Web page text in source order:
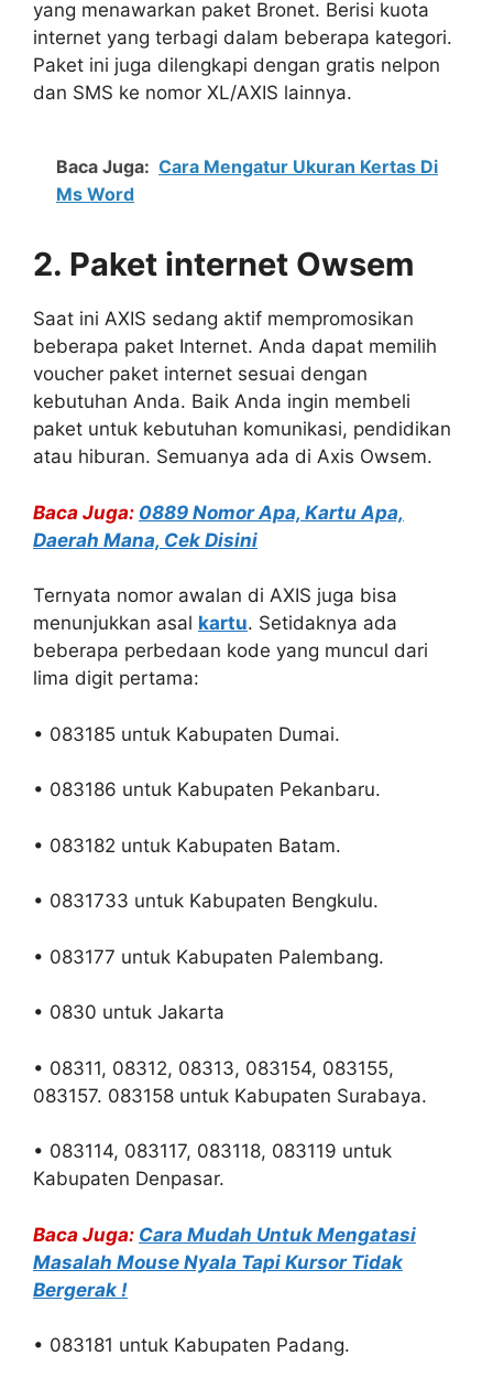
yang menawarkan paket Bronet. Berisi kuota
internet yang terbagi dalam beberapa kategori.
Paket ini juga dilengkapi dengan gratis nelpon
dan SMS ke nomor XL/AXIS lainnya.
Baca Juga: Cara Mengatur Ukuran Kertas Di
Ms Word
2. Paket internet Owsem
Saat ini AXIS sedang aktif mempromosikan
beberapa paket Internet. Anda dapat memilih
voucher paket internet sesuai dengan
kebutuhan Anda. Baik Anda ingin membeli
paket untuk kebutuhan komunikasi, pendidikan
atau hiburan. Semuanya ada di Axis Owsem.
Baca Juga: 0889 Nomor Apa, Kartu Apa,
Daerah Mana, Cek Disini
Ternyata nomor awalan di AXIS juga bisa
menunjukkan asal kartu. Setidaknya ada
beberapa perbedaan kode yang muncul dari
lima digit pertama:
• 083185 untuk Kabupaten Dumai.
• 083186 untuk Kabupaten Pekanbaru.
• 083182 untuk Kabupaten Batam.
• 0831733 untuk Kabupaten Bengkulu.
• 083177 untuk Kabupaten Palembang.
• 0830 untuk Jakarta
• 08311, 08312, 08313, 083154, 083155,
083157. 083158 untuk Kabupaten Surabaya.
• 083114, 083117, 083118, 083119 untuk
Kabupaten Denpasar.
Baca Juga: Cara Mudah Untuk Mengatasi
Masalah Mouse Nyala Tapi Kursor Tidak
Bergerak !
• 083181 untuk Kabupaten Padang.